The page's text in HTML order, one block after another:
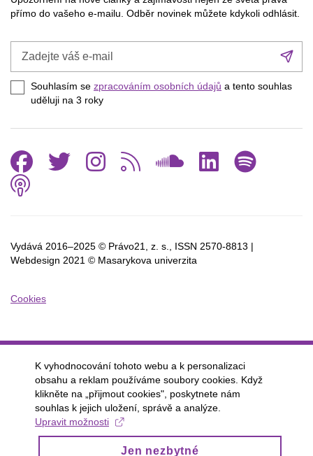
přímo do vašeho e-mailu. Odběr novinek můžete kdykoli odhlásit.
e-
mail
Souhlasím se zpracováním osobních údajů a tento souhlas
uděluji na 3 roky
Vydává 2016–2025 © Právo21, z. s., ISSN 2570-8813 |
Webdesign 2021 © Masarykova univerzita
Cookies
Facebook
Twitter
Instagram
RSS
Podcast
K vyhodnocování tohoto webu a k personalizaci
obsahu a reklam používáme soubory cookies. Když
klikněte na „přijmout cookies", poskytnete nám
souhlas k jejich uložení, správě a analýze.
Upravit možnosti
Jen nezbytné